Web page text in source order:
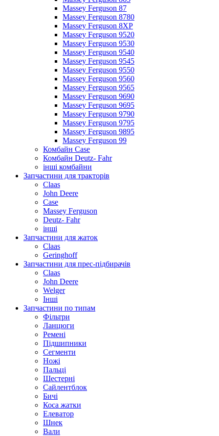
Massey Ferguson 87
Massey Ferguson 8780
Massey Ferguson 8XP
Massey Ferguson 9520
Massey Ferguson 9530
Massey Ferguson 9540
Massey Ferguson 9545
Massey Ferguson 9550
Massey Ferguson 9560
Massey Ferguson 9565
Massey Ferguson 9690
Massey Ferguson 9695
Massey Ferguson 9790
Massey Ferguson 9795
Massey Ferguson 9895
Massey Ferguson 99
Комбайн Case
Комбайн Deutz- Fahr
інші комбайни
Запчастини для тракторів
Claas
John Deere
Case
Massey Ferguson
Deutz- Fahr
інші
Запчастини для жаток
Claas
Geringhoff
Запчастини для прес-підбирачів
Claas
John Deere
Welger
Інші
Запчастини по типам
Фільтри
Ланцюги
Ремені
Підшипники
Сегменти
Ножі
Пальці
Шестерні
Сайлентблок
Бичі
Коса жатки
Елеватор
Шнек
Вали